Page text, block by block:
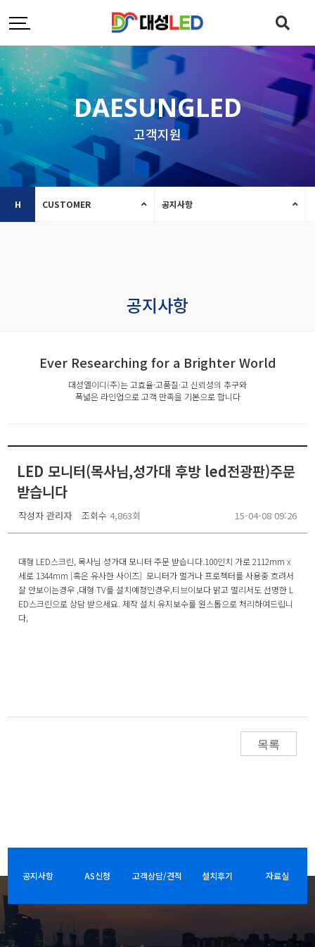
DAESUNGLED
고객지원
H CUSTOMER 공지사항
공지사항
Ever Researching for a Brighter World
대성엘이디(주)는 고효율·고품질·고 신뢰성의 추구와
폭넓은 라인업으로 고객 만족을 기본으로 합니다
LED 모니터(목사님,성가대 후방 led전광판)주문
받습니다
작성자 관리자 조회수 4,863회 15-04-08 09:26
대형 LED스크린, 목사님 성가대 모니터 주문 받습니다.100인치 가로 2112mm x
세로 1344mm [혹은 유사한 사이즈] 모니터가 멀거나 프로젝터를 사용중 흐려서
잘 안보이는경우 ,대형 TV를 설치예정인경우,티브이보다 밝고 멀리서도 선명한 L
ED스크린으로 상담 받으세요. 제작 설치 유지보수를 원스톱으로 처리하여드립니
다,
목록
공지사항 AS신청 고객상담/견적 설치후기 자료실